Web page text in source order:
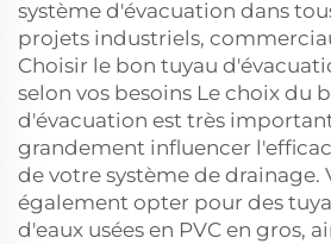
système d'évacuation dans
projets industriels,
Choisir le bon tuyau
selon vos besoins Le choix du
d'évacuation est très
grandement influencer
de votre système de drainage.
également opter pour des
d'eaux usées en PVC en gros,